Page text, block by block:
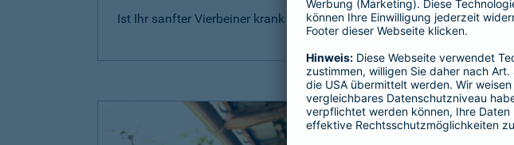
Ist Ihr sanfter Vierbeiner krank oder benötigt eine Operation? Zu